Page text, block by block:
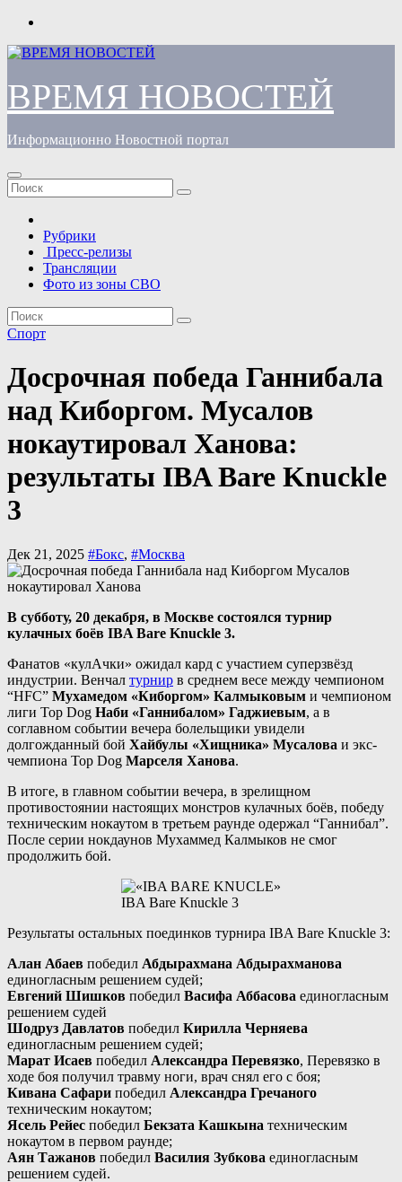
Перейти
содержимому
ВРЕМЯ НОВОСТЕЙ
Информационно Новостной портал
Рубрики
Пресс-релизы
Трансляции
Фото из зоны СВО
Спорт
Досрочная победа Ганнибала
над Киборгом. Мусалов
нокаутировал Ханова:
результаты IBA Bare Knuckle
3
Дек 21, 2025 #Бокс, #Москва
В субботу, 20 декабря, в Москве состоялся турнир
кулачных боёв IBA Bare Knuckle 3.
Фанатов «кулАчки» ожидал кард с участием суперзвёзд
индустрии. Венчал турнир в среднем весе между чемпионом
“HFC” Мухамедом «Киборгом» Калмыковым и чемпионом
лиги Top Dog Наби «Ганнибалом» Гаджиевым, а в
соглавном событии вечера болельщики увидели
долгожданный бой Хайбулы «Хищника» Мусалова и экс-
чемпиона Top Dog Марселя Ханова.
В итоге, в главном событии вечера, в зрелищном
противостоянии настоящих монстров кулачных боёв, победу
техническим нокаутом в третьем раунде одержал “Ганнибал”.
После серии нокдаунов Мухаммед Калмыков не смог
продолжить бой.
IBA Bare Knuckle 3
Результаты остальных поединков турнира IBA Bare Knuckle 3:
Алан Абаев победил Абдырахмана Абдырахманова
единогласным решением судей;
Евгений Шишков победил Васифа Аббасова единогласным
решением судей
Шодруз Давлатов победил Кирилла Черняева
единогласным решением судей;
Марат Исаев победил Александра Перевязко, Перевязко в
ходе боя получил травму ноги, врач снял его с боя;
Кивана Сафари победил Александра Гречаного
техническим нокаутом;
Ясель Рейес победил Бекзата Кашкына техническим
нокаутом в первом раунде;
Аян Тажанов победил Василия Зубкова единогласным
решением судей.